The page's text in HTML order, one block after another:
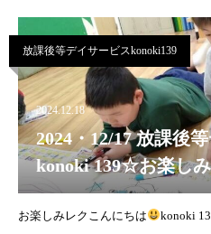
放課後等デイサービスkonoki139
2024.12.18
2024・12/17 放課後
konoki 139☆お楽し
お楽しみレクこんにちは
konoki